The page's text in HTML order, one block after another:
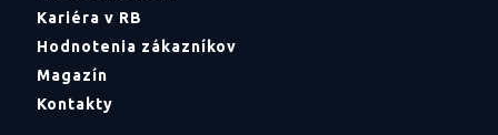
Kariéra v RB
Hodnotenia zákazníkov
Magazín
Kontakty